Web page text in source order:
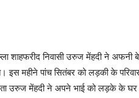
शाहफरीद निवासी उरुज मेंहदी ने अफनी
महीने पांच सितंबर को लड़की के
उरुज मेंहदी ने अपने भाई को लड़के के